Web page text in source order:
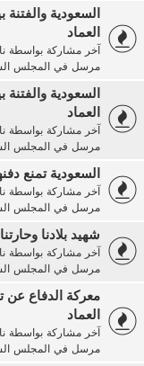
السعودية
العماد
آخر مشاركة بواسطة
مرسل في المجلس
السعودية
العماد
آخر مشاركة بواسطة
مرسل في المجلس
السعودية تمنع
آخر مشاركة بواسطة
مرسل في المجلس
شهيد بلادنا
آخر مشاركة بواسطة
مرسل في المجلس
معركة الدفاع عن
العماد
آخر مشاركة بواسطة
مرسل في المجلس